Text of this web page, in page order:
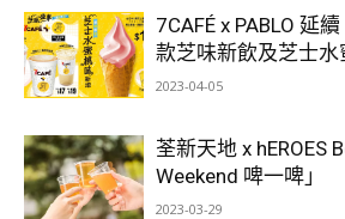
7CAFÉ x PABLO 延
款芝味新飲及芝士水
2023-04-05
荃新天地 x hEROES
Weekend 啤一啤」
2023-03-29